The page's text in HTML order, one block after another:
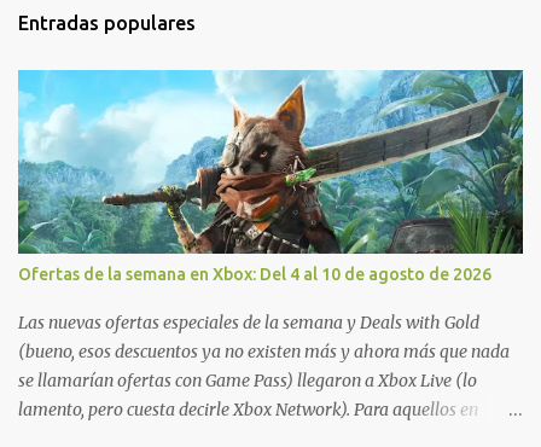
Entradas populares
Ofertas de la semana en Xbox: Del 4 al 10 de agosto de 2026
Las nuevas ofertas especiales de la semana y Deals with Gold
(bueno, esos descuentos ya no existen más y ahora más que nada
se llamarían ofertas con Game Pass) llegaron a Xbox Live (lo
lamento, pero cuesta decirle Xbox Network). Para aquellos en